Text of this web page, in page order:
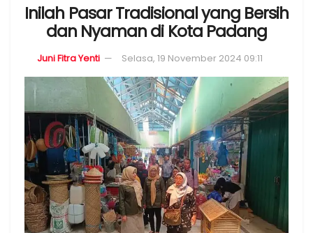
Inilah Pasar Tradisional yang Bersih
dan Nyaman di Kota Padang
Juni Fitra Yenti Selasa, 19 November 2024 09:11